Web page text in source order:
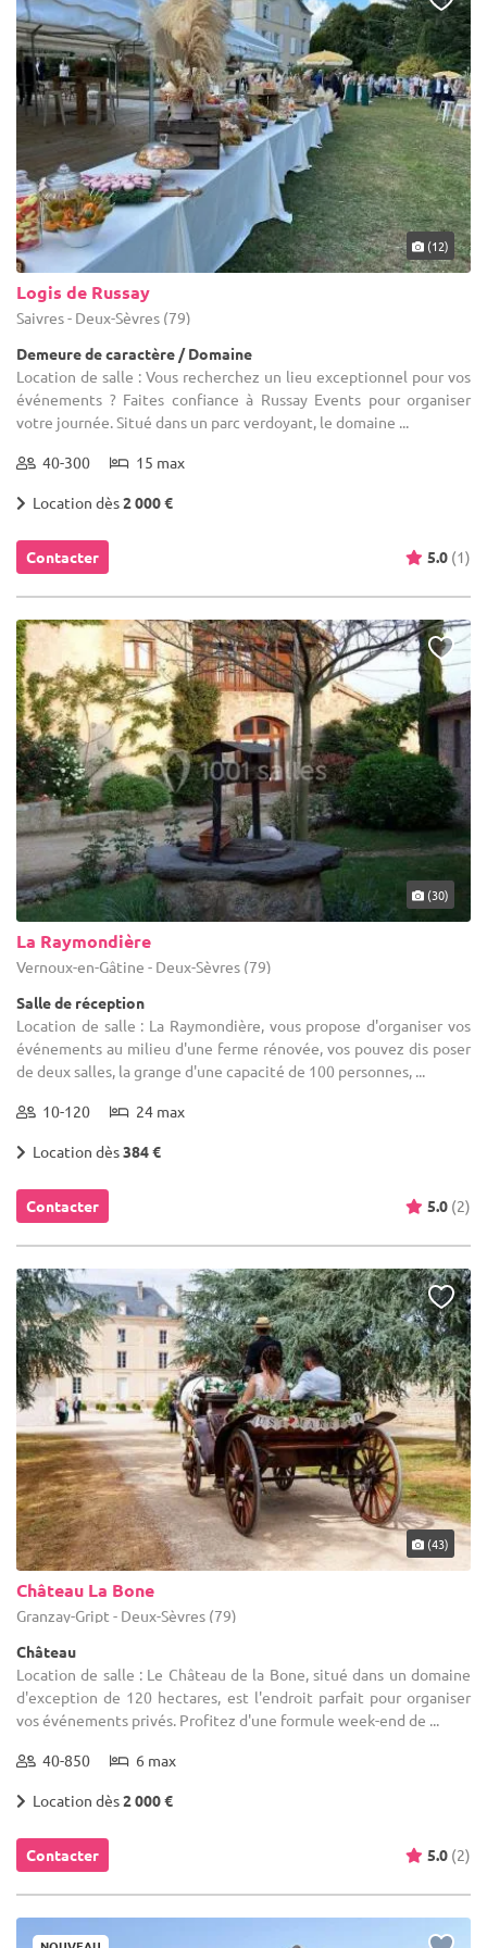
de fête auquel vous pensiez. Du restaurant étoilé à un lieu de
réception en extérieur, en passant par tous les types de
professionnels de l'événementiel, tout est possible. Opter pour
1001Salles est un gain de temps non négligeable.
concernant une location de salle dans les Deux Sèvres, et le tour
sera joué ! Afin que vous puissiez vous décider rapidement, nos
professionnels sauront se montrer réactifs et à l'écoute. Un doute
? Une question ? N'hésitez pas à nous contacter.
(12)
Logis de Russay
Saivres - Deux-Sèvres (79)
Demeure de caractère / Domaine
Location de salle : Vous recherchez un lieu exceptionnel pour vos
événements ? Faites confiance à Russay Events pour organiser
votre journée. Situé dans un parc verdoyant, le domaine ...
40-300 15 max
Location dès2 000 €
Contacter 5.0 (1)
(30)
La Raymondière
Vernoux-en-Gâtine - Deux-Sèvres (79)
Salle de réception
Location de salle : La Raymondière, vous propose d'organiser vos
événements au milieu d'une ferme rénovée, vos pouvez dis poser
de deux salles, la grange d'une capacité de 100 personnes, ...
10-120 24 max
Location dès384 €
Contacter 5.0 (2)
(43)
Château La Bone
Granzay-Gript - Deux-Sèvres (79)
Château
Location de salle : Le Château de la Bone, situé dans un domaine
d'exception de 120 hectares, est l'endroit parfait pour organiser
vos événements privés. Profitez d'une formule week-end de ...
40-850 6 max
Location dès2 000 €
Contacter 5.0 (2)